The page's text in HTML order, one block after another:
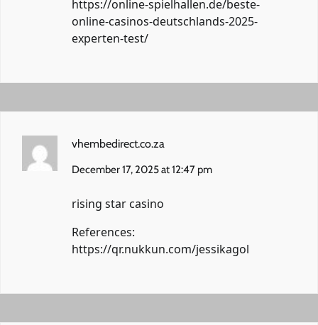
https://online-spielhallen.de/beste-
online-casinos-deutschlands-2025-
experten-test/
vhembedirect.co.za
December 17, 2025 at 12:47 pm
rising star casino
References:
https://qr.nukkun.com/jessikagol